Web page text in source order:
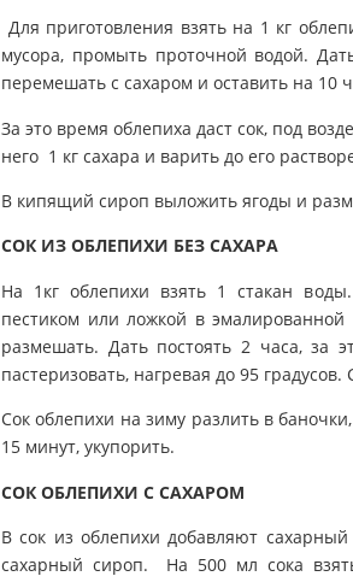
Для приготовления взять на 1 кг
мусора, промыть проточной водой.
перемешать с сахаром и оставить на 10
За это время облепиха даст сок, под
него 1 кг сахара и варить до его
В кипящий сироп выложить ягоды и
СОК ИЗ ОБЛЕПИХИ БЕЗ САХАРА
На 1кг облепихи взять 1 стакан
пестиком или ложкой в эмалированной
размешать. Дать постоять 2 часа, за
пастеризовать, нагревая до 95
Сок облепихи на зиму разлить в
15 минут, укупорить.
СОК ОБЛЕПИХИ С САХАРОМ
В сок из облепихи добавляют
сахарный сироп. На 500 мл сока